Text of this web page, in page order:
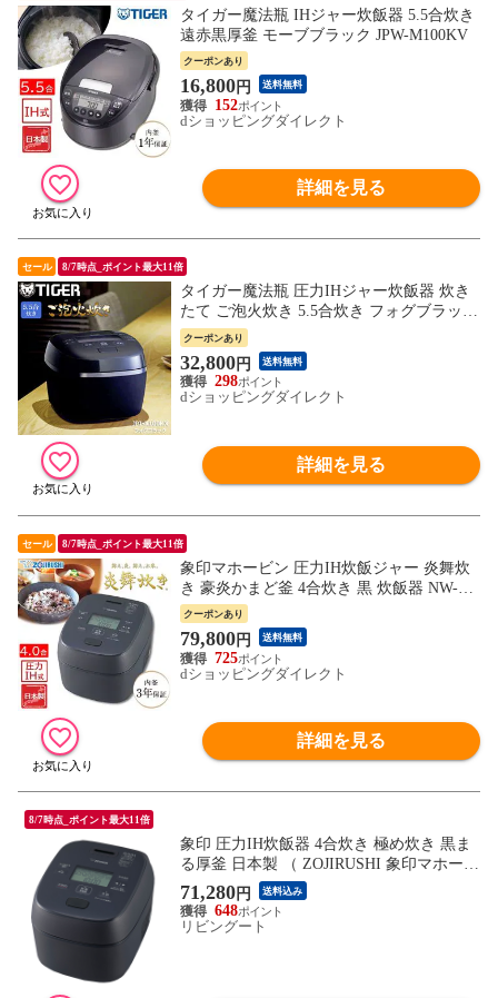
タイガー魔法瓶 IHジャー炊飯器 5.5合炊き
遠赤黒厚釜 モーブブラック JPW-M100KV
クーポンあり
16,800円 送料無料
152
dショッピングダイレクト
詳細を見る
セール 8/7時点_ポイント最大11倍
タイガー魔法瓶 圧力IHジャー炊飯器 炊き
たて ご泡火炊き 5.5合炊き フォグブラック
遠赤9層土鍋かまどコート釜 日本製 極みう
ま キッチン家電 ごはん お米 JPI-X100KX
クーポンあり
32,800円 送料無料
298
dショッピングダイレクト
詳細を見る
セール 8/7時点_ポイント最大11倍
象印マホービン 圧力IH炊飯ジャー 炎舞炊
き 豪炎かまど釜 4合炊き 黒 炊飯器 NW-UU
07-BZ
クーポンあり
79,800円 送料無料
725
dショッピングダイレクト
詳細を見る
8/7時点_ポイント最大11倍
象印 圧力IH炊飯器 4合炊き 極め炊き 黒ま
る厚釜 日本製 （ ZOJIRUSHI 象印マホービ
ン 豪熱大火力 4合 炊飯ジャー ブラック 圧
力IH 厚釜 保温 高火力 早炊き ごはん 白米
麦ごはん 玄米 無洗米 しゃもじ付き 調理家
71,280円 送料込み
648
リビングート